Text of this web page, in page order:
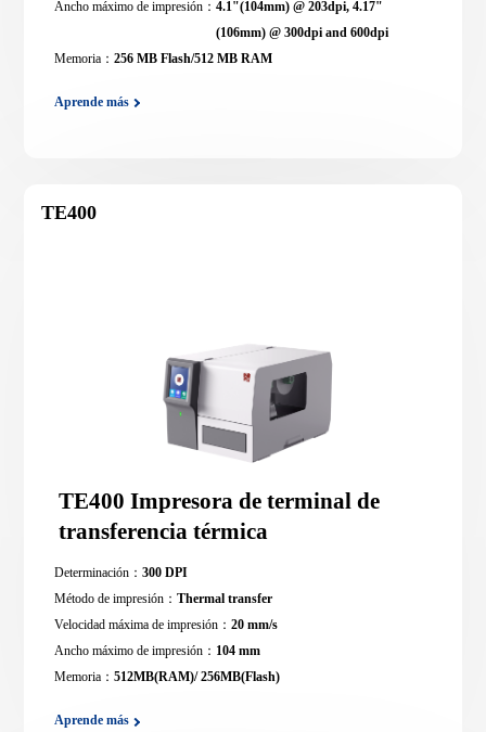
Ancho máximo de impresión：4.1"(104mm) @ 203dpi, 4.17"
(106mm) @ 300dpi and 600dpi
Memoria：256 MB Flash/512 MB RAM
Aprende más
TE400
TE400 Impresora de terminal de
transferencia térmica
Determinación：300 DPI
Método de impresión：Thermal transfer
Velocidad máxima de impresión：20 mm/s
Ancho máximo de impresión： 104 mm
Memoria：512MB(RAM)/ 256MB(Flash)
Aprende más